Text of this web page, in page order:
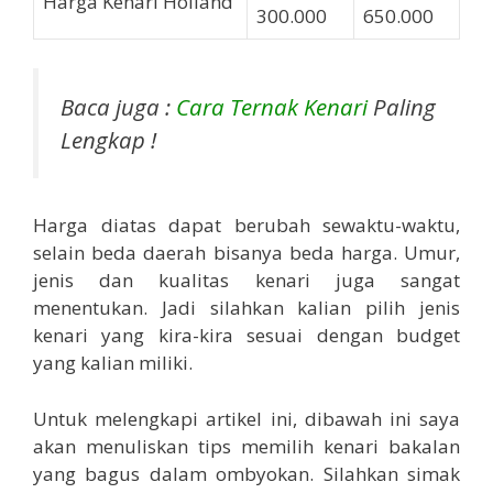
300.000
650.000
Baca juga : Cara Ternak KenariPaling
Lengkap !
Harga diatas dapat berubah sewaktu-waktu,
selain beda daerah bisanya beda harga. Umur,
jenis dan kualitas kenari juga sangat
menentukan. Jadi silahkan kalian pilih jenis
kenari yang kira-kira sesuai dengan budget
yang kalian miliki.
Untuk melengkapi artikel ini, dibawah ini saya
akan menuliskan tips memilih kenari bakalan
yang bagus dalam ombyokan. Silahkan simak